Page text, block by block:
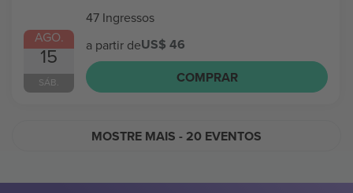
AGO.
15
SÁB.
47 Ingressos
a partir deUS$ 46
COMPRAR
MOSTRE MAIS - 20 EVENTOS